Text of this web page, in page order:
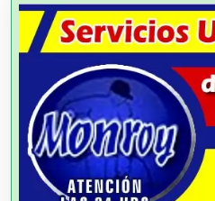
Ambulancias
Análisis Clínicos
Análisis de Aguas